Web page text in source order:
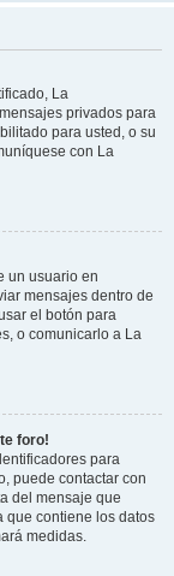
La
privados para
para usted, o su
con La
un usuario en
mensajes dentro de
el botón para
o comunicarlo a La
foro!
para
puede contactar con
del mensaje que
que contiene los datos
medidas.